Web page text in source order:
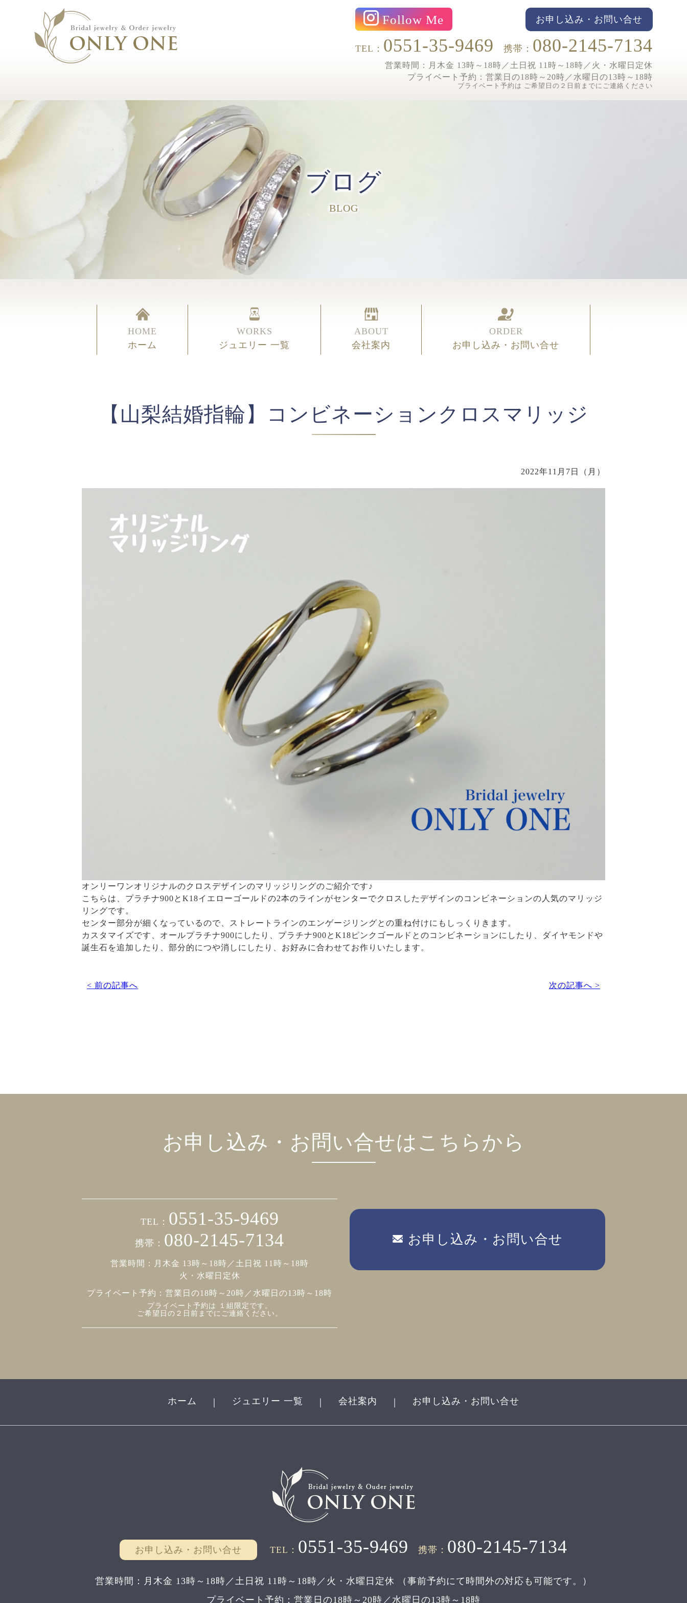
Follow Me お申し込み・お問い合せ
TEL： 0551-35-9469 携帯： 080-2145-7134
営業時間：月木金 13時～18時／土日祝 11時～18時／ 火・水曜日定休
プライベート予約： 営業日の18時～20時／水曜日の13時～18時
プライベート予約は ご希望日の２日前までにご連絡ください
ブログ
BLOG
HOME
ホーム
WORKS
ジュエリー 一覧
ABOUT
会社案内
ORDER
お申し込み・お問い合せ
【山梨結婚指輪】コンビネーションクロスマリッジ
2022年11月7日（月）
オンリーワンオリジナルのクロスデザインのマリッジリングのご紹介です♪
こちらは、プラチナ900とK18イエローゴールドの2本のラインがセンターでクロスしたデザインのコンビネーションの人気のマリッジ
リングです。
センター部分が細くなっているので、ストレートラインのエンゲージリングとの重ね付けにもしっくりきます。
カスタマイズです、オールプラチナ900にしたり、プラチナ900とK18ピンクゴールドとのコンビネーションにしたり、ダイヤモンドや
誕生石を追加したり、部分的につや消しにしたり、お好みに合わせてお作りいたします。
< 前の記事へ 次の記事へ >
お申し込み・お問い合せはこちらから
TEL： 0551-35-9469
携帯： 080-2145-7134
営業時間：月木金 13時～18時／土日祝 11時～18時
火・水曜日定休
プライベート予約： 営業日の18時～20時／水曜日の13時～18時
プライベート予約は １組限定です。
ご希望日の２日前までにご連絡ください。
お申し込み・お問い合せ
ホーム ジュエリー 一覧 会社案内 お申し込み・お問い合せ
お申し込み・お問い合せ TEL： 0551-35-9469 携帯： 080-2145-7134
営業時間：月木金 13時～18時／土日祝 11時～18時／ 火・水曜日定休
（事前予約にて時間外の対応も可能です。）
プライベート予約： 営業日の18時～20時／水曜日の13時～18時